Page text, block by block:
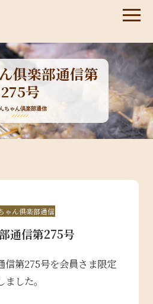
俱楽部通信第
275号
ちゃん倶楽部通信
ゃん倶楽部通信
通信第275号
信第275号を会員さま限定
した。